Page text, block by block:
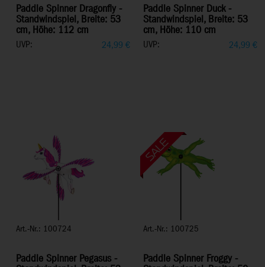
Paddle Spinner Dragonfly -
Standwindspiel, Breite: 53
cm, Höhe: 112 cm
UVP: 24,99 €
Paddle Spinner Duck -
Standwindspiel, Breite: 53
cm, Höhe: 110 cm
UVP: 24,99 €
Art.-Nr.: 100724
Paddle Spinner Pegasus -
Art.-Nr.: 100725
Paddle Spinner Froggy -